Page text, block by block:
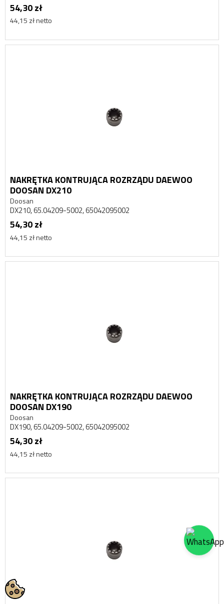
54,30 zł
44,15 zł netto
NAKRĘTKA KONTRUJĄCA ROZRZĄDU DAEWOO
DOOSAN DX210
Doosan
DX210, 65.04209-5002, 65042095002
54,30 zł
44,15 zł netto
NAKRĘTKA KONTRUJĄCA ROZRZĄDU DAEWOO
DOOSAN DX190
Doosan
DX190, 65.04209-5002, 65042095002
54,30 zł
44,15 zł netto